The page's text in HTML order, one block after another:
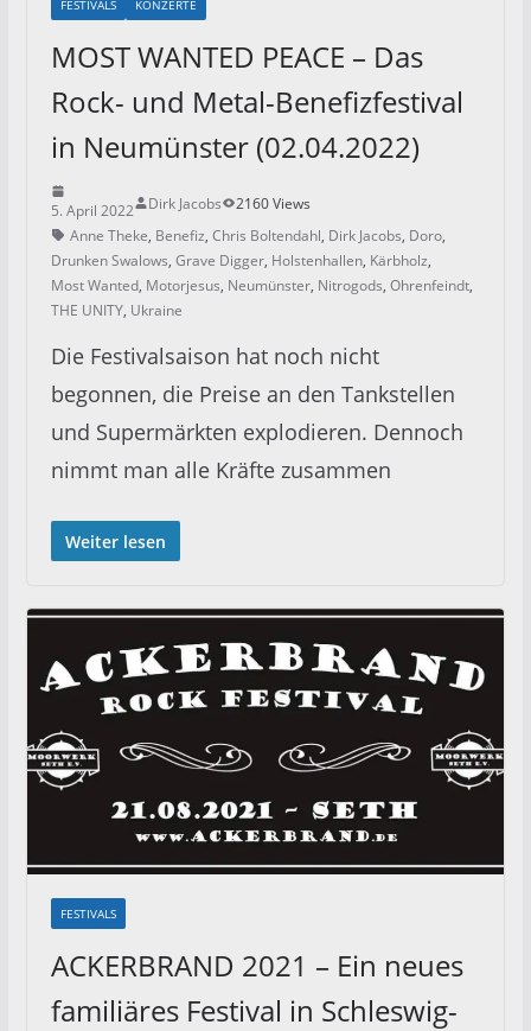
FESTIVALS KONZERTE
MOST WANTED PEACE – Das
Rock- und Metal-Benefizfestival
in Neumünster (02.04.2022)
5. April 2022 Dirk Jacobs
2160 Views
Anne Theke, Benefiz, Chris Boltendahl, Dirk Jacobs, Doro,
Drunken Swalows, Grave Digger, Holstenhallen, Kärbholz,
Most Wanted, Motorjesus, Neumünster, Nitrogods, Ohrenfeindt,
THE UNITY, Ukraine
Die Festivalsaison hat noch nicht
begonnen, die Preise an den Tankstellen
und Supermärkten explodieren. Dennoch
nimmt man alle Kräfte zusammen
Weiter lesen
FESTIVALS
ACKERBRAND 2021 – Ein neues
familiäres Festival in Schleswig-